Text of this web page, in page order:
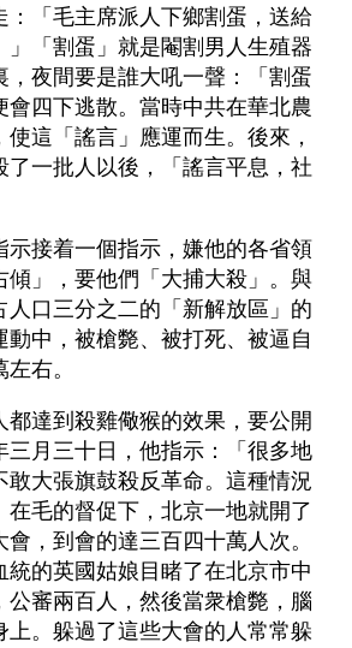
：「毛主席派人下鄉割蛋，送給
」「割蛋」就是閹割男人生殖器
，夜間要是誰大吼一聲：「割蛋
會四下逃散。當時中共在華北農
這「謠言」應運而生。後來，
了一批人以後，「謠言平息，社
示接着一個指示，嫌他的各省領
傾」，要他們「大捕大殺」。與
人口三分之二的「新解放區」的
動中，被槍斃、被打死、被逼自
右。
都達到殺雞儆猴的效果，要公開
三月三十日，他指示：「很多地
敢大張旗鼓殺反革命。這種情況
在毛的督促下，北京一地就開了
，到會的達三百四十萬人次。
統的英國姑娘目睹了在北京市中
公審兩百人，然後當衆槍斃，腦
上。躲過了這些大會的人常常躲